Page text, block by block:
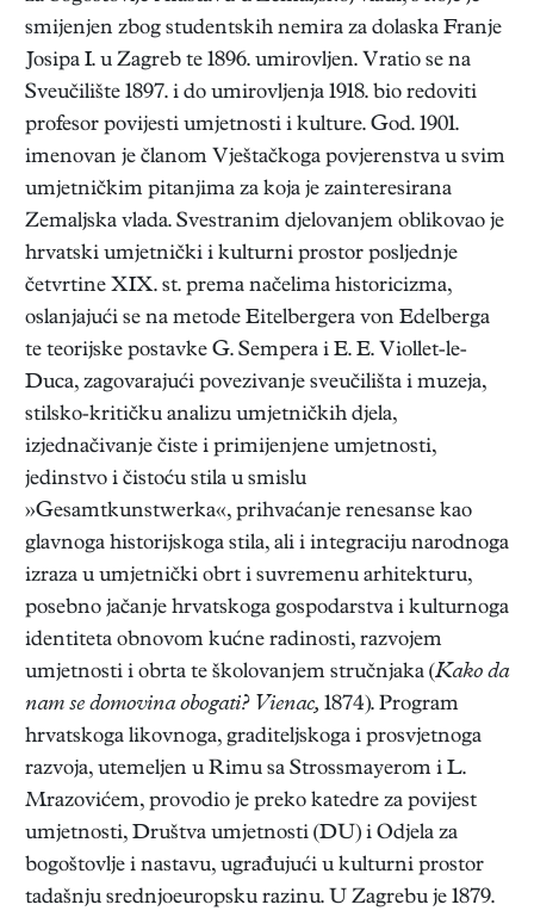
smijenjen zbog studentskih nemira za dolaska Franje
Josipa I. u Zagreb te 1896. umirovljen. Vratio se na
Sveučilište 1897. i do umirovljenja 1918. bio redoviti
profesor povijesti umjetnosti i kulture. God. 1901.
imenovan je članom Vještačkoga povjerenstva u svim
umjetničkim pitanjima za koja je zainteresirana
Zemaljska vlada. Svestranim djelovanjem oblikovao je
hrvatski umjetnički i kulturni prostor posljednje
četvrtine XIX. st. prema načelima historicizma,
oslanjajući se na metode Eitelbergera von Edelberga
te teorijske postavke G. Sempera i E. E. Viollet-le-
Duca, zagovarajući povezivanje sveučilišta i muzeja,
stilsko-kritičku analizu umjetničkih djela,
izjednačivanje čiste i primijenjene umjetnosti,
jedinstvo i čistoću stila u smislu
»Gesamtkunstwerka«, prihvaćanje renesanse kao
glavnoga historijskoga stila, ali i integraciju narodnoga
izraza u umjetnički obrt i suvremenu arhitekturu,
posebno jačanje hrvatskoga gospodarstva i kulturnoga
identiteta obnovom kućne radinosti, razvojem
umjetnosti i obrta te školovanjem stručnjaka (Kako da
nam se domovina obogati? Vienac, 1874). Program
hrvatskoga likovnoga, graditeljskoga i prosvjetnoga
razvoja, utemeljen u Rimu sa Strossmayerom i L.
Mrazovićem, provodio je preko katedre za povijest
umjetnosti, Društva umjetnosti (DU) i Odjela za
bogoštovlje i nastavu, ugrađujući u kulturni prostor
tadašnju srednjoeuropsku razinu. U Zagrebu je 1879.